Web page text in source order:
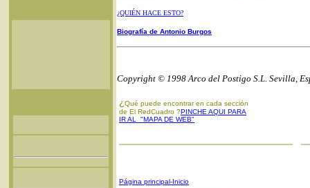
¿QUIÉN HACE ESTO?
Biografía de Antonio Burgos
Copyright © 1998 Arco del Postigo S.L. Sevilla,
¿ Qué puede encontrar en cada sección
de El RedCuadro ?PINCHE AQUI PARA
IR AL "MAPA DE WEB"
Página principal-Inicio